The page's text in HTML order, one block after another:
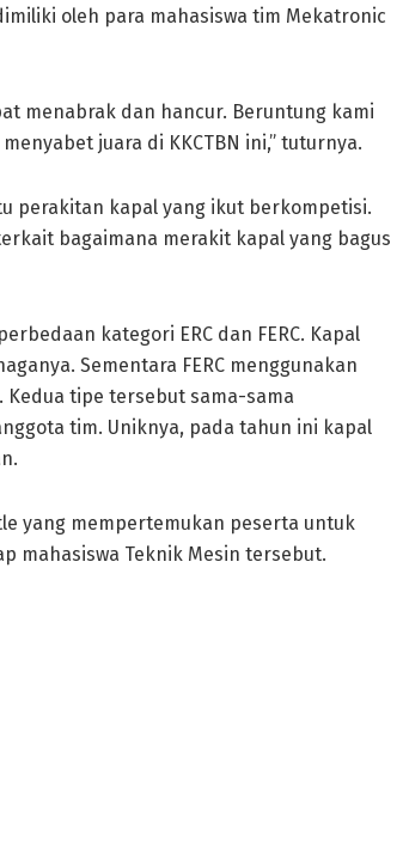
oleh para mahasiswa tim Mekatronic
menabrak dan hancur. Beruntung kami
juara di KKCTBN ini,” tuturnya.
perakitan kapal yang ikut berkompetisi.
bagaimana merakit kapal yang bagus
kategori ERC dan FERC. Kapal
Sementara FERC menggunakan
tipe tersebut sama-sama
tim. Uniknya, pada tahun ini kapal
yang mempertemukan peserta untuk
mahasiswa Teknik Mesin tersebut.